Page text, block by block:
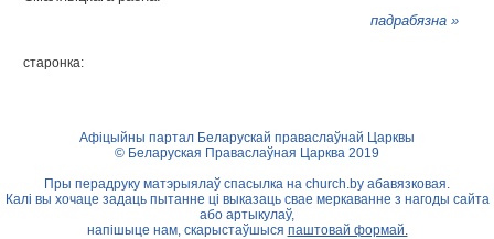
падрабязна »
старонка:
Афіцыйны партал Беларускай праваслаўнай Царквы
© Беларуская Праваслаўная Царква 2019
Пры перадруку матэрыялаў спасылка на church.by абавязковая.
Калі вы хочаце задаць пытанне ці выказаць свае меркаванне з нагоды сайта
або артыкулаў,
напішыце нам, скарыстаўшыся паштовай формай.